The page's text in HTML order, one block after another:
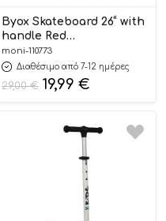
Byox Skateboard 26“ with
handle Red
3800146228286
moni-110773
Διαθέσιμο από 7-12 ημέρες
29,00€ 19,99 €